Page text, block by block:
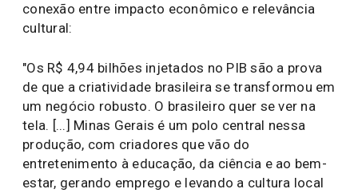
conexão entre impacto econômico e relevância
cultural:
"Os R$ 4,94 bilhões injetados no PIB são a prova
de que a criatividade brasileira se transformou em
um negócio robusto. O brasileiro quer se ver na
tela. [...] Minas Gerais é um polo central nessa
produção, com criadores que vão do
entretenimento à educação, da ciência e ao bem-
estar, gerando emprego e levando a cultura local